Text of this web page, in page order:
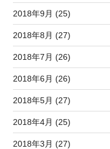
2018年9月 (25)
2018年8月 (27)
2018年7月 (26)
2018年6月 (26)
2018年5月 (27)
2018年4月 (25)
2018年3月 (27)